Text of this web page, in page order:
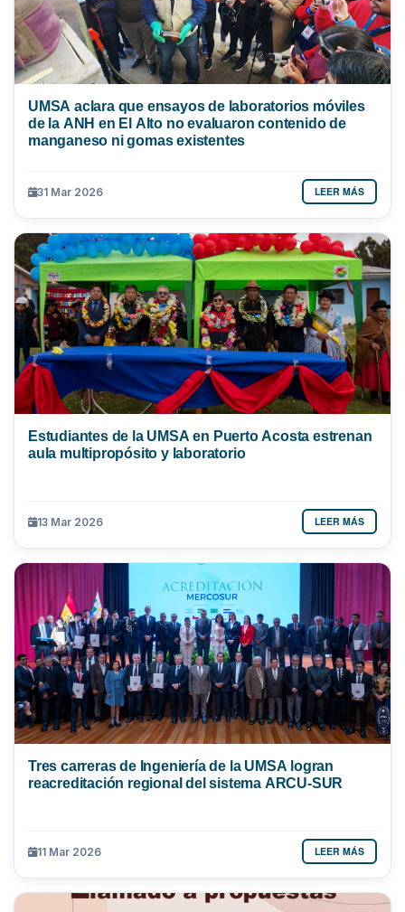
UMSA aclara que ensayos de laboratorios móviles
de la ANH en El Alto no evaluaron contenido de
manganeso ni gomas existentes
31 Mar 2026 LEER MÁS
Estudiantes de la UMSA en Puerto Acosta estrenan
aula multipropósito y laboratorio
13 Mar 2026 LEER MÁS
Tres carreras de Ingeniería de la UMSA logran
reacreditación regional del sistema ARCU-SUR
11 Mar 2026 LEER MÁS